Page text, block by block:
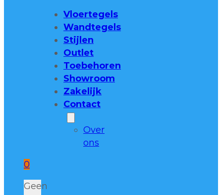
Vloertegels
Wandtegels
Stijlen
Outlet
Toebehoren
Showroom
Zakelijk
Contact
Over
ons
0
Geen